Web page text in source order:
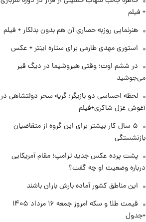
+ فیلم
هنرنمایی روزبه حصاری آن هم بدون بدلکار + فیلم
استوری مهدی طارمی برای ستاره اینتر + عکس
در ششم اوت؛ وقتی هیروشیما در دیگ قیر
می‌جوشید
لحظه احساسی دو بازیگر؛ گریه سحر دولتشاهی در
آغوش غزل شاکری+فیلم
۵ سال کار بیشتر برای این گروه از متقاضیان
بازنشستگی
پشت پرده عکس جدید ترامپ؛ مقام آمریکایی
درباره وضعیت او چه گفت؟
این مناطق کشور آماده بارش باران باشند
قیمت طلا و سکه امروز جمعه ۱۶ مرداد ۱۴۰۵
+جدول